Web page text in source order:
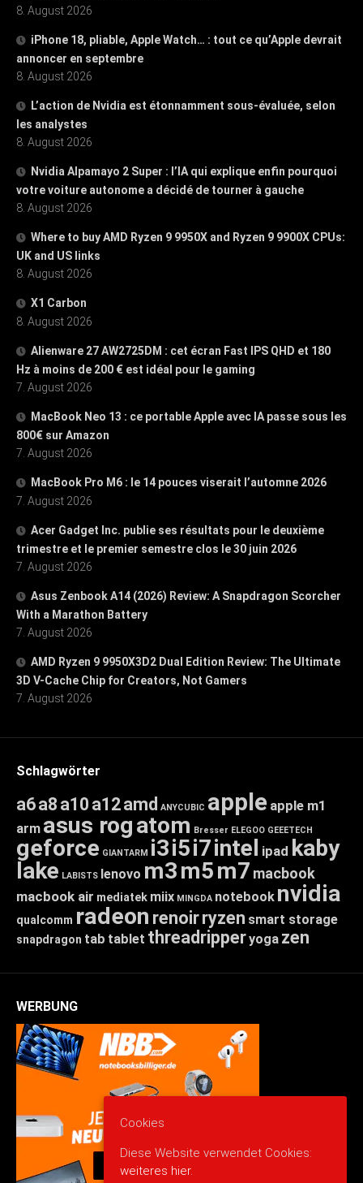
8. August 2026
iPhone 18, pliable, Apple Watch… : tout ce qu’Apple devrait
annoncer en septembre
8. August 2026
L’action de Nvidia est étonnamment sous-évaluée, selon
les analystes
8. August 2026
Nvidia Alpamayo 2 Super : l’IA qui explique enfin pourquoi
votre voiture autonome a décidé de tourner à gauche
8. August 2026
Where to buy AMD Ryzen 9 9950X and Ryzen 9 9900X CPUs:
UK and US links
8. August 2026
X1 Carbon
8. August 2026
Alienware 27 AW2725DM : cet écran Fast IPS QHD et 180
Hz à moins de 200 € est idéal pour le gaming
7. August 2026
MacBook Neo 13 : ce portable Apple avec IA passe sous les
800€ sur Amazon
7. August 2026
MacBook Pro M6 : le 14 pouces viserait l’automne 2026
7. August 2026
Acer Gadget Inc. publie ses résultats pour le deuxième
trimestre et le premier semestre clos le 30 juin 2026
7. August 2026
Asus Zenbook A14 (2026) Review: A Snapdragon Scorcher
With a Marathon Battery
7. August 2026
AMD Ryzen 9 9950X3D2 Dual Edition Review: The Ultimate
3D V-Cache Chip for Creators, Not Gamers
7. August 2026
Schlagwörter
a6a8 a10 a12amd ANYCUBIC apple apple m1
arm asus rogatom Bresser ELEGOO GEEETECH
geforce GIANTARM i3i5i7intel ipad kaby
lake LABISTS lenovo m3m5m7 macbook
macbook air mediatek miix MINGDA notebook nvidia
qualcomm radeon renoirryzen smart storage
snapdragon tab tablet threadripperyoga zen
WERBUNG
Cookies
Diese Website verwendet Cookies:
weiteres hier.